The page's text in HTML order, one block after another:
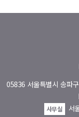
05836 서울특별시 송파
사무실 서